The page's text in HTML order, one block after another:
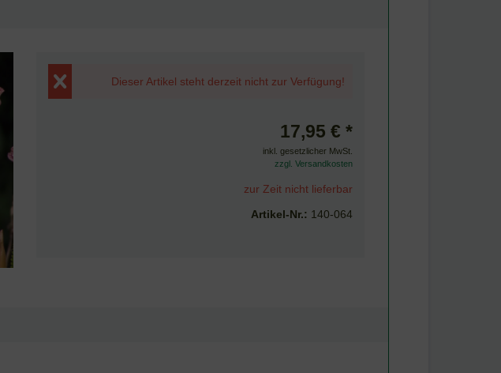
Dieser Artikel steht derzeit nicht zur Verfügung!
17,95 € *
inkl. gesetzlicher MwSt.
zzgl. Versandkosten
zur Zeit nicht lieferbar
Artikel-Nr.: 140-064